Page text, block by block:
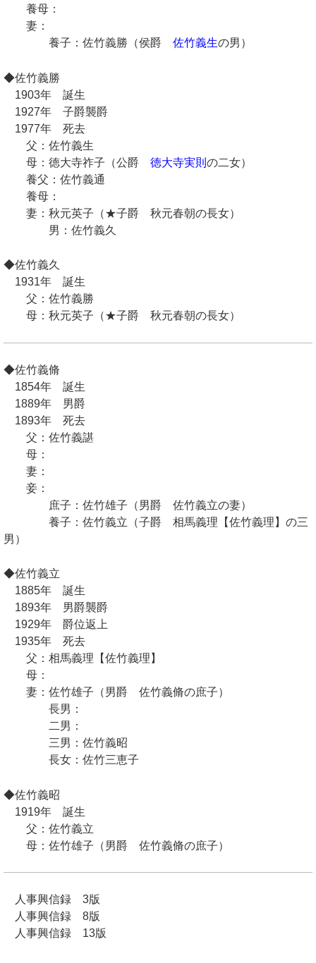
養母：
妻：
養子：佐竹義勝（侯爵 佐竹義生の男）
◆佐竹義勝
1903年 誕生
1927年 子爵襲爵
1977年 死去
父：佐竹義生
母：徳大寺祚子（公爵 徳大寺実則 の二女）
養父：佐竹義通
養母：
妻：秋元英子（★子爵 秋元春朝の長女）
男：佐竹義久
◆佐竹義久
1931年 誕生
父：佐竹義勝
母：秋元英子（★子爵 秋元春朝の長女）
◆佐竹義脩
1854年 誕生
1889年 男爵
1893年 死去
父：佐竹義諶
母：
妻：
妾：
庶子：佐竹雄子（男爵 佐竹義立の妻）
養子：佐竹義立（子爵 相馬義理【佐竹義理】の三
男）
◆佐竹義立
1885年 誕生
1893年 男爵襲爵
1929年 爵位返上
1935年 死去
父：相馬義理【佐竹義理】
母：
妻：佐竹雄子（男爵 佐竹義脩の庶子）
長男：
二男：
三男：佐竹義昭
長女：佐竹三恵子
◆佐竹義昭
1919年 誕生
父：佐竹義立
母：佐竹雄子（男爵 佐竹義脩の庶子）
人事興信録 3版
人事興信録 8版
人事興信録 13版